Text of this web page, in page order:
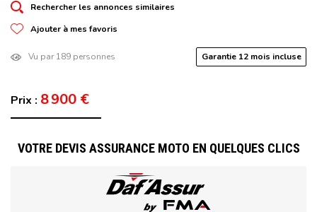
Rechercher les annonces similaires
Ajouter à mes favoris
Vu par 189 personnes Garantie 12 mois incluse
Prix : 8 900 €
VOTRE DEVIS ASSURANCE MOTO EN QUELQUES CLICS